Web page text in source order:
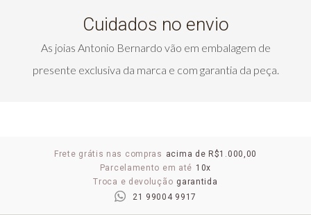
Cuidados no envio
As joias Antonio Bernardo vão em embalagem de
presente exclusiva da marca e com garantia da peça.
Frete grátis nas compras acima de R$1.000,00
Parcelamento em até 10x
Troca e devolução garantida
21 99004 9917